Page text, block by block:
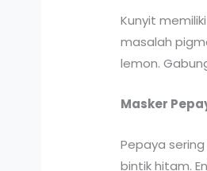
Kunyit
masalah
lemon.
Masker
Pepaya
bintik hitam.